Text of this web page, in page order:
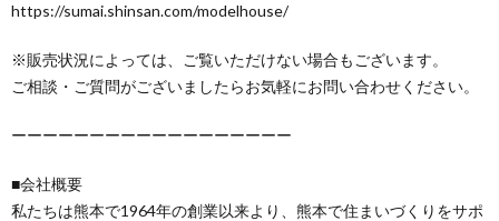
https://sumai.shinsan.com/modelhouse/
※販売状況によっては、ご覧いただけない場合もございます。
ご相談・ご質問がございましたらお気軽にお問い合わせください。
ーーーーーーーーーーーーーーーーーー
■会社概要
私たちは熊本で1964年の創業以来より、熊本で住まいづくりをサポ